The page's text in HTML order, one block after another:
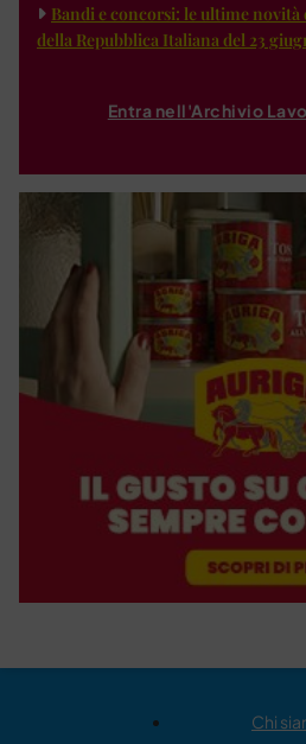
Bandi e concorsi: le ultime novità
della Repubblica Italiana del 23
Entra nell'Archivio
Chi